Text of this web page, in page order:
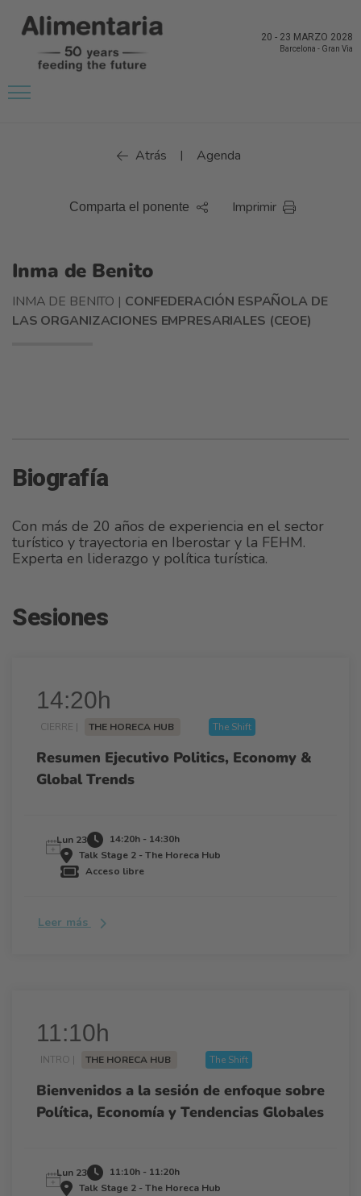
20 - 23 MARZO 2028
Barcelona - Gran Via
Atrás | Agenda
Comparta el ponente Imprimir
Inma de Benito
INMA DE BENITO | CONFEDERACIÓN ESPAÑOLA DE
LAS ORGANIZACIONES EMPRESARIALES (CEOE)
Biografía
Con más de 20 años de experiencia en el sector
turístico y trayectoria en Iberostar y la FEHM.
Experta en liderazgo y política turística.
Sesiones
14:20h
CIERRE | THE HORECA HUB The Shift
Resumen Ejecutivo Politics, Economy &
Global Trends
Lun 23
14:20h - 14:30h
Talk Stage 2 - The Horeca Hub
Acceso libre
Leer más
11:10h
INTRO | THE HORECA HUB The Shift
Bienvenidos a la sesión de enfoque sobre
Política, Economía y Tendencias Globales
Lun 23
11:10h - 11:20h
Talk Stage 2 - The Horeca Hub